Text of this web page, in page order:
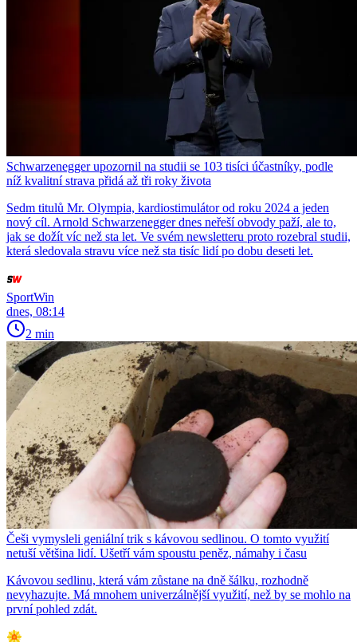
Schwarzenegger upozornil na studii se 103 tisíci účastníky, podle
níž kvalitní strava přidá až tři roky života
Sedm titulů Mr. Olympia, kardiostimulátor od roku 2024 a jeden
nový cíl. Arnold Schwarzenegger dnes neřeší obvody paží, ale to,
jak se dožít víc než sta let. Ve svém newsletteru proto rozebral studii,
která sledovala stravu více než sta tisíc lidí po dobu deseti let.
SportWin
dnes, 08:14
2 min
Češi vymysleli geniální trik s kávovou sedlinou. O tomto využití
netuší většina lidí. Ušetří vám spoustu peněz, námahy i času
Kávovou sedlinu, která vám zůstane na dně šálku, rozhodně
nevyhazujte. Má mnohem univerzálnější využití, než by se mohlo na
první pohled zdát.